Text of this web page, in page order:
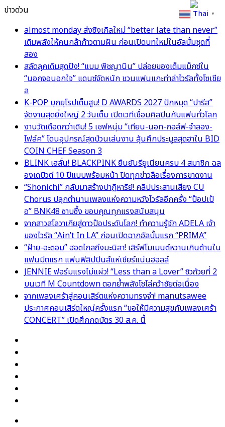
ข่าวด่วน
almost monday ส่งซิงเกิลใหม่ “better late than never”
เติมพลังให้คนกล้าก้าวตามฝัน ก่อนเปิดบทใหม่ในอัลบั้มชุดที่
สอง
สลัดลุคเดิมสุดปัง! “แบม พิชญานิน” ปล่อยของเต็มแม็กซ์ใน
“นอกจอนอกใจ” แดนซ์จัดหนัก ชวนแฟนแกะท่าล่าไวรัลทั้งโซเชีย
ล
K-POP บุกยุโรปเต็มสูบ! D AWARDS 2027 ปักหมุด “ปารีส”
จัดงานสุดยิ่งใหญ่ 2 วันเต็ม เปิดเวทีเชื่อมศิลปินกับแฟนทั่วโลก
งานวัดเดือดกว่าเดิม! 5 เชฟหนุ่ม “เทียน-นอท-กอล์ฟ-จำลอง-
โฟล์ค” โดนอุปกรณ์สุดป่วนเล่นงาน ลุ้นศึกประมูลสุดฮาใน BID
COIN CHEF Season 3
BLINK เฮลั่น! BLACKPINK ยืนยันรียูเนียนครบ 4 สมาชิก ฉล
องเดบิวต์ 10 ปีแบบพร้อมหน้า ปิดทุกข่าวลือเรื่องการขาดงาน
“Shonichi” กลับมาสร้างปาฏิหาริย์! คลิปประสานเสียง CU
Chorus ปลุกตำนานเพลงแห่งความหวังไวรัลอีกครั้ง “ป๊อปเป้
อ” BNK48 ซาบซึ้ง ขอบคุณทุกแรงสนับสนุน
จากสาวสโลวาเกียสู่ดาวป๊อประดับโลก! ทำความรู้จัก ADELA เจ้า
ของไวรัล “Ain’t In LA” ก่อนเปิดฉากอัลบั้มแรก “PRIMA”
“ฝ้าย-อะตอม” ฮอตไกลถึงมะนิลา! เสิร์ฟโมเมนต์หวานเกินต้านใน
แฟนมีตแรก แฟนฟิลิปปินส์แห่เชียร์แน่นฮอลล์
JENNIE ฟอร์มแรงไม่แผ่ว! “Less than a Lover” ซิวถ้วยที่ 2
บนเวที M Countdown ตอกย้ำพลังโซโล่คว้าชัยต่อเนื่อง
จากเพลงเศร้าสู่คอนเสิร์ตแห่งความทรงจำ! manutsawee
ประกาศคอนเสิร์ตใหญ่ครั้งแรก “ขอให้มีความสุขกับเพลงเศร้า
CONCERT” เปิดศึกกดบัตร 30 ส.ค. นี้
Thai ▼